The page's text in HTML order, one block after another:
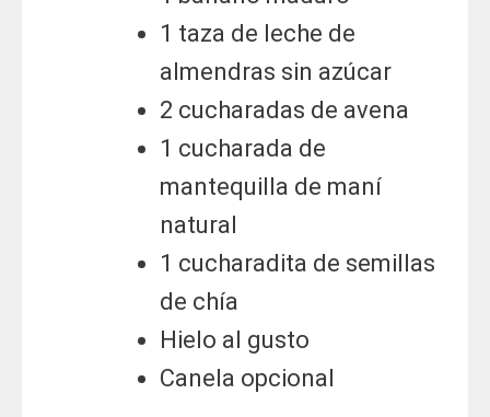
1 taza de leche de
almendras sin azúcar
2 cucharadas de avena
1 cucharada de
mantequilla de maní
natural
1 cucharadita de semillas
de chía
Hielo al gusto
Canela opcional